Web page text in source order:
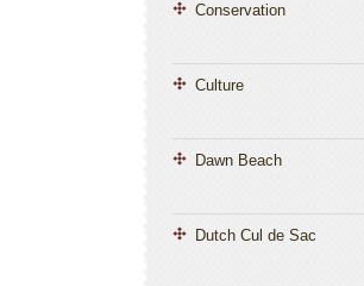
Conservation
Culture
Dawn Beach
Dutch Cul de Sac